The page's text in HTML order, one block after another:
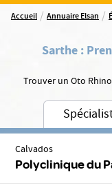
Accueil / Annuaire Elsan /
Sarthe:
Trouver un Oto
Calvados
Polyclinique du